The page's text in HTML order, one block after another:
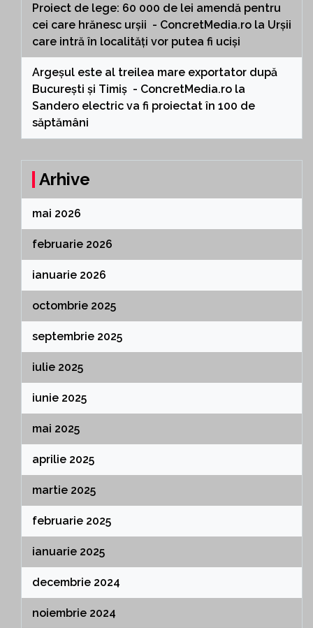
Proiect de lege: 60 000 de lei amendă pentru
cei care hrănesc urșii - ConcretMedia.ro la Urșii
care intră în localități vor putea fi uciși
Argeșul este al treilea mare exportator după
București și Timiș - ConcretMedia.ro la
Sandero electric va fi proiectat în 100 de
săptămâni
Arhive
mai 2026
februarie 2026
ianuarie 2026
octombrie 2025
septembrie 2025
iulie 2025
iunie 2025
mai 2025
aprilie 2025
martie 2025
februarie 2025
ianuarie 2025
decembrie 2024
noiembrie 2024